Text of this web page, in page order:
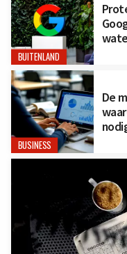
BUITENLAND
BUSINESS
De